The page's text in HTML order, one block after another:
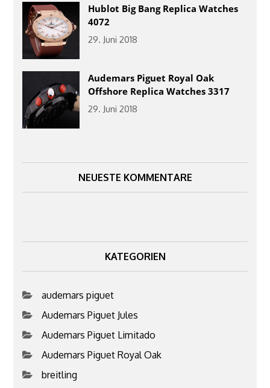
Hublot Big Bang Replica Watches
4072
29. Juni 2018
Audemars Piguet Royal Oak
Offshore Replica Watches 3317
29. Juni 2018
NEUESTE KOMMENTARE
KATEGORIEN
audemars piguet
Audemars Piguet Jules
Audemars Piguet Limitado
Audemars Piguet Royal Oak
breitling